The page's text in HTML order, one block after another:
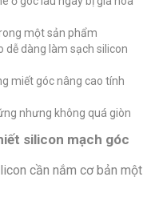
một sản phẩm
dễ dàng làm sạch silicon
miết góc nâng cao tính
nhưng không quá giòn
silicon mạch góc
cần nắm cơ bản một